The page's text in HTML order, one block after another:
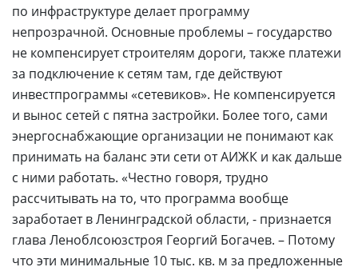
по инфраструктуре делает программу
непрозрачной. Основные проблемы – государство
не компенсирует строителям дороги, также платежи
за подключение к сетям там, где действуют
инвестпрограммы «сетевиков». Не компенсируется
и вынос сетей с пятна застройки. Более того, сами
энергоснабжающие организации не понимают как
принимать на баланс эти сети от АИЖК и как дальше
с ними работать. «Честно говоря, трудно
рассчитывать на то, что программа вообще
заработает в Ленинградской области, - признается
глава Леноблсоюзстроя Георгий Богачев. – Потому
что эти минимальные 10 тыс. кв. м за предложенные